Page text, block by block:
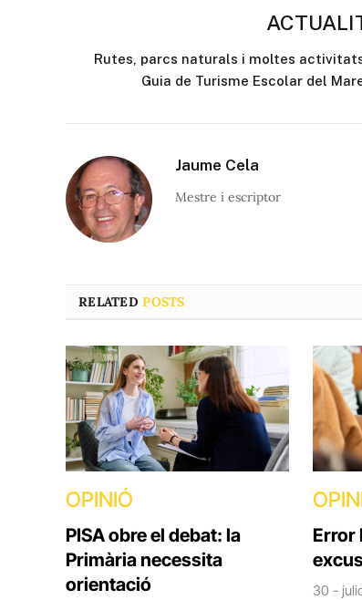
Rutes, parcs naturals i moltes
Guia de Turisme Escolar del
Jaume Cela
Mestre i escriptor
RELATEDPOSTS
OPINIÓ
PISA obre el debat: la
Primària necessita
orientació
Error
30 -